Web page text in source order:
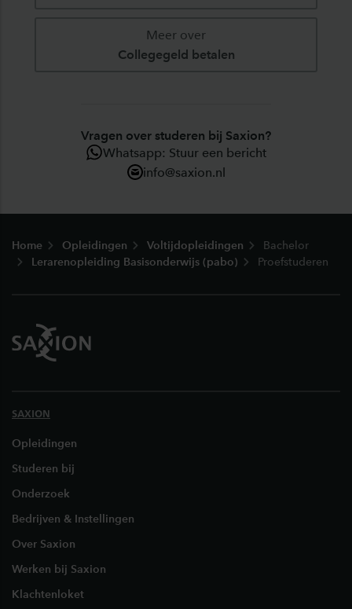
Meer over
Collegegeld betalen
Vragen over studeren bij Saxion?
Whatsapp: Stuur een bericht
info@saxion.nl
Home Opleidingen Voltijdopleidingen
Bachelor
Lerarenopleiding Basisonderwijs (pabo)
Proefstuderen
SAXION
Opleidingen
Studeren bij
Onderzoek
Bedrijven & Instellingen
Over Saxion
Werken bij Saxion
Klachtenloket